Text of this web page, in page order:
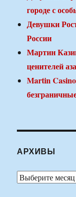
городе с
Девушки
России
Мартин
ценителей
Martin
АРХИВЫ
Архивы